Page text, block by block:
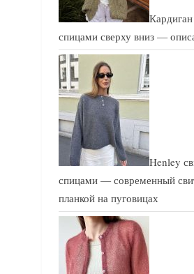
спицами сверху вниз —
Henley
спицами — современный
планкой на пуговицах